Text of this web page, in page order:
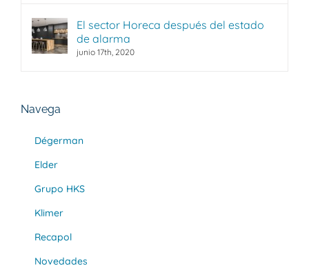
El sector Horeca después del estado
de alarma
junio 17th, 2020
Navega
Dégerman
Elder
Grupo HKS
Klimer
Recapol
Novedades